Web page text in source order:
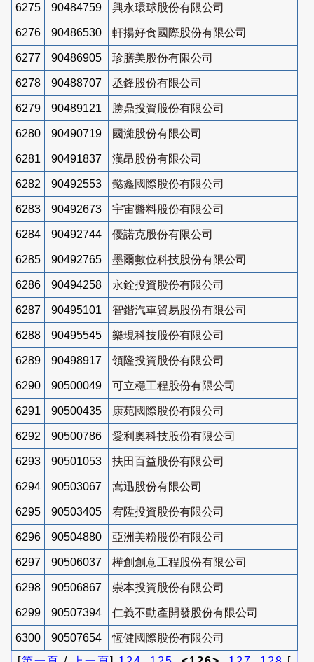
6275 90484759 興永環球股份有限公司
6276 90486530 軒揚好食國際股份有限公司
6277 90486905 珍膳美股份有限公司
6278 90488707 丞鋒股份有限公司
6279 90489121 勝鼎投資股份有限公司
6280 90490719 國濰股份有限公司
6281 90491837 漢昂股份有限公司
6282 90492553 懿鑫國際股份有限公司
6283 90492673 宇宙醬料股份有限公司
6284 90492744 優諾克股份有限公司
6285 90492765 墨爾數位科技股份有限公司
6286 90494258 永銓投資股份有限公司
6287 90495101 智鍇汽車貿易股份有限公司
6288 90495545 樂現科技股份有限公司
6289 90498917 領隆投資股份有限公司
6290 90500049 可立穩工程股份有限公司
6291 90500435 康苑國際股份有限公司
6292 90500786 愛利奧科技股份有限公司
6293 90501053 扶田百益股份有限公司
6294 90503067 嵩迅股份有限公司
6295 90503405 宥陞投資股份有限公司
6296 90504880 亞洲美粉股份有限公司
6297 90506037 樺創創意工程股份有限公司
6298 90506867 崇本投資股份有限公司
6299 90507394 仁義不動產開發股份有限公司
6300 90507654
恆健國際股份有限公司